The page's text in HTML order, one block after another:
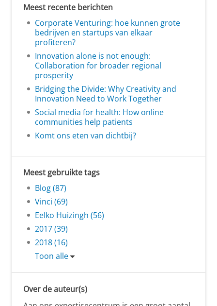
Meest recente berichten
Corporate Venturing: hoe kunnen grote
bedrijven en startups van elkaar
profiteren?
Innovation alone is not enough:
Collaboration for broader regional
prosperity
Bridging the Divide: Why Creativity and
Innovation Need to Work Together
Social media for health: How online
communities help patients
Komt ons eten van dichtbij?
Meest gebruikte tags
Blog (87)
Vinci (69)
Eelko Huizingh (56)
2017 (39)
2018 (16)
Toon alle
Over de auteur(s)